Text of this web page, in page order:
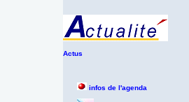
Actus
infos de l'agenda